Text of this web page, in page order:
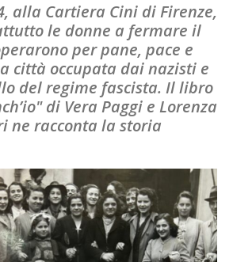
alla Cartiera Cini di Firenze,
le donne a fermare il
per pane, pace e
città occupata dai nazisti e
del regime fascista. Il libro
di Vera Paggi e Lorenza
ne racconta la storia